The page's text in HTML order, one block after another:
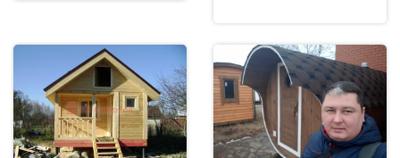
с котельной с панорамными окнами
со вторым светом с санузлом с ванной
с туалетом с гостевой комнатой